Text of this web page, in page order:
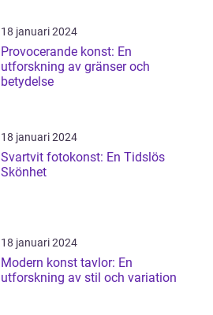
18 januari 2024
Provocerande konst: En
utforskning av gränser och
betydelse
18 januari 2024
Svartvit fotokonst: En Tidslös
Skönhet
18 januari 2024
Modern konst tavlor: En
utforskning av stil och variation